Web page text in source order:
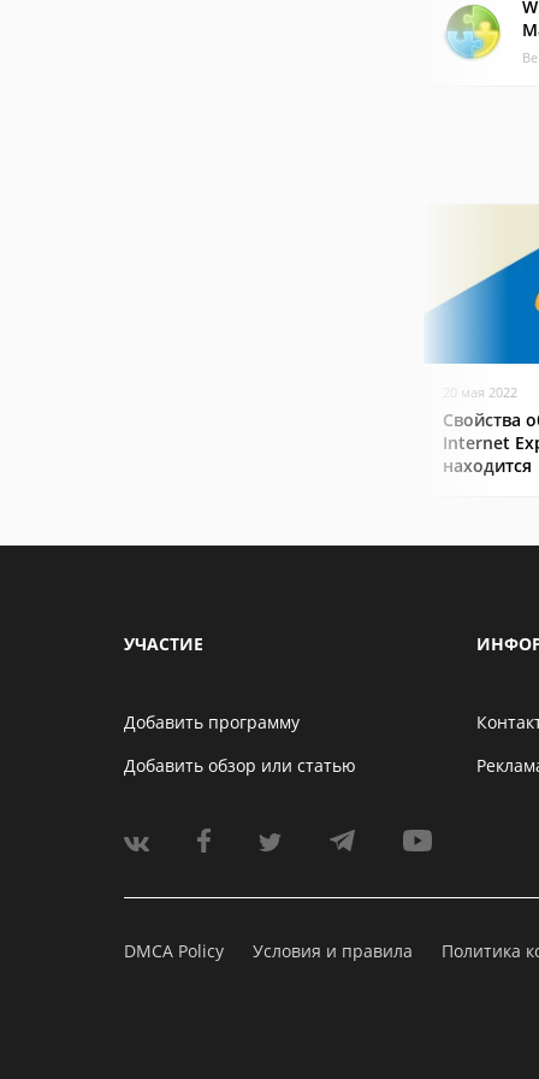
20 мая 2022
Свойства
Internet
находится
УЧАСТИЕ
Добавить программу
Добавить обзор или статью
DMCA Policy Условия и правила Политика